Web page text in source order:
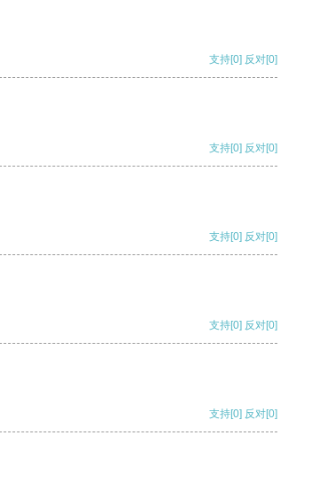
支持[0] 反对[0]
支持[0] 反对[0]
支持[0] 反对[0]
支持[0] 反对[0]
支持[0] 反对[0]